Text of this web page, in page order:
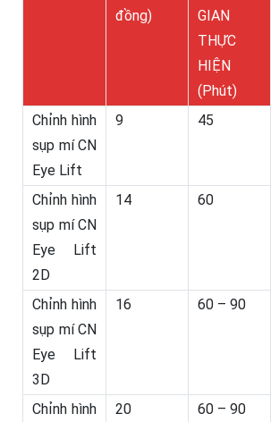
đồng)
GIAN
THỰC
HIỆN
(Phút)
Chỉnh hình
sụp mí CN
Eye Lift
9 45
Chỉnh hình
sụp mí CN
Eye Lift
2D
14 60
Chỉnh hình
sụp mí CN
Eye Lift
3D
16 60 – 90
Chỉnh hình
20 60 – 90